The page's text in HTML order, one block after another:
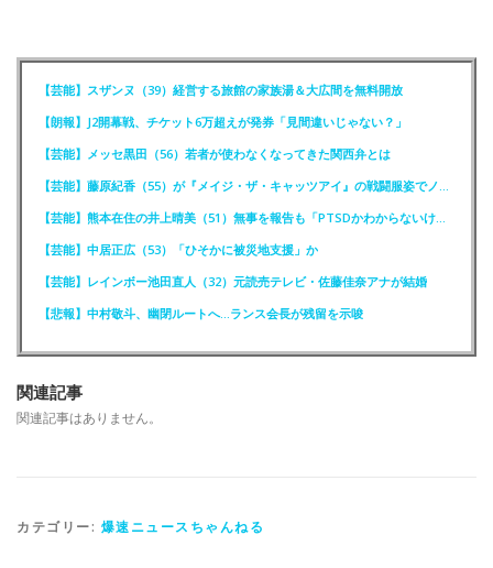
【芸能】スザンヌ（39）経営する旅館の家族湯＆大広間を無料開放
【朗報】J2開幕戦、チケット6万超えが発券「見間違いじゃない？」
【芸能】メッセ黒田（56）若者が使わなくなってきた関西弁とは
【芸能】藤原紀香（55）が『メイジ・ザ・キャッツアイ』の戦闘服姿でノーバン投球
【芸能】熊本在住の井上晴美（51）無事を報告も「PTSDかわからないけど震えと涙が」
【芸能】中居正広（53）「ひそかに被災地支援」か
【芸能】レインボー池田直人（32）元読売テレビ・佐藤佳奈アナが結婚
【悲報】中村敬斗、幽閉ルートへ…ランス会長が残留を示唆
関連記事
関連記事はありません。
カテゴリー: 爆速ニュースちゃんねる